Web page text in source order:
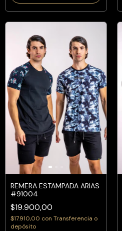
REMERA ESTAMPADA ARIAS
#91004
$19.900,00
$17.910,00 con Transferencia o
depósito